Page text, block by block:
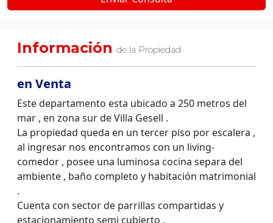
Información de la Propiedad
en Venta
Este departamento esta ubicado a 250 metros del
mar , en zona sur de Villa Gesell .
La propiedad queda en un tercer piso por escalera ,
al ingresar nos encontramos con un living-
comedor , posee una luminosa cocina separa del
ambiente , baño completo y habitación matrimonial
.
Cuenta con sector de parrillas compartidas y
estacionamiento semi cubierto .